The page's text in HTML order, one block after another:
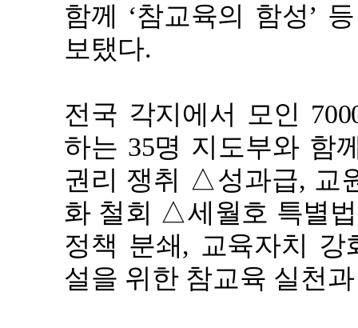
함께 ‘참교육의 함성’
보탰다.
전국 각지에서 모인
하는 35명 지도부와 함
권리 쟁취 △성과급, 교
화 철회 △세월호 특별
정책 분쇄, 교육자치
설을 위한 참교육 실천